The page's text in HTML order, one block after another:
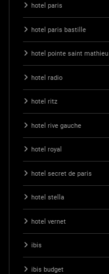
hotel paris
hotel paris bastille
hotel pointe saint mathieu
hotel radio
hotel ritz
hotel rive gauche
hotel royal
hotel secret de paris
hotel stella
hotel vernet
ibis
ibis budget